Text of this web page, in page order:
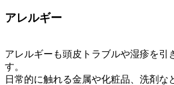
アレルギー
アレルギーも頭皮トラブルや湿疹を引
す。
日常的に触れる金属や化粧品、洗剤な